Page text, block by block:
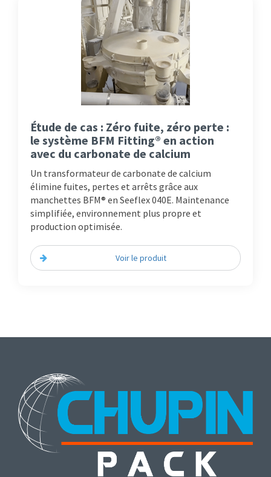
Étude de cas : Zéro fuite, zéro perte :
le système BFM Fitting® en action
avec du carbonate de calcium
Un transformateur de carbonate de calcium
élimine fuites, pertes et arrêts grâce aux
manchettes BFM® en Seeflex 040E. Maintenance
simplifiée, environnement plus propre et
production optimisée.
Voir le produit